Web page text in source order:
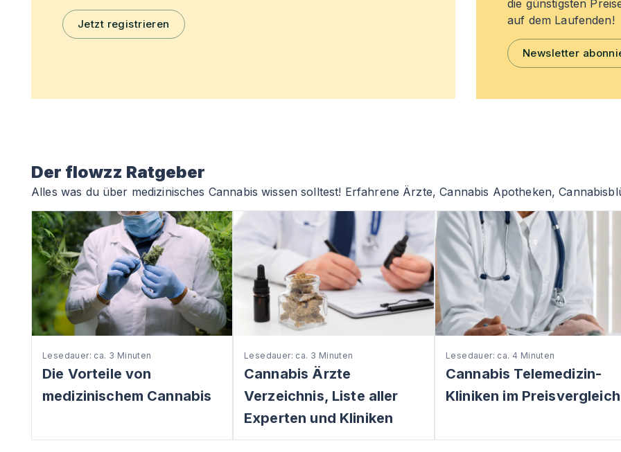
Jetzt registrieren
die günstigsten
auf dem Laufenden!
Newsletter
Der flowzz Ratgeber
Alles was du über medizinisches Cannabis wissen solltest! Erfahrene Ärzte, Cannabis Apotheken,
Lesedauer: ca. 3 Minuten
Die Vorteile von
medizinischem Cannabis
Lesedauer: ca. 3 Minuten
Cannabis Ärzte
Verzeichnis, Liste aller
Experten und Kliniken
Lesedauer: ca. 4 Minuten
Cannabis Telemedizin-
Kliniken im Preisvergleich